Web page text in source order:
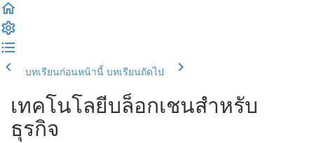
บทเรียนก่อนหน้านี้ บทเรียนถัดไป
เทคโนโลยีบล็อกเชนสำหรับ
ธุรกิจ